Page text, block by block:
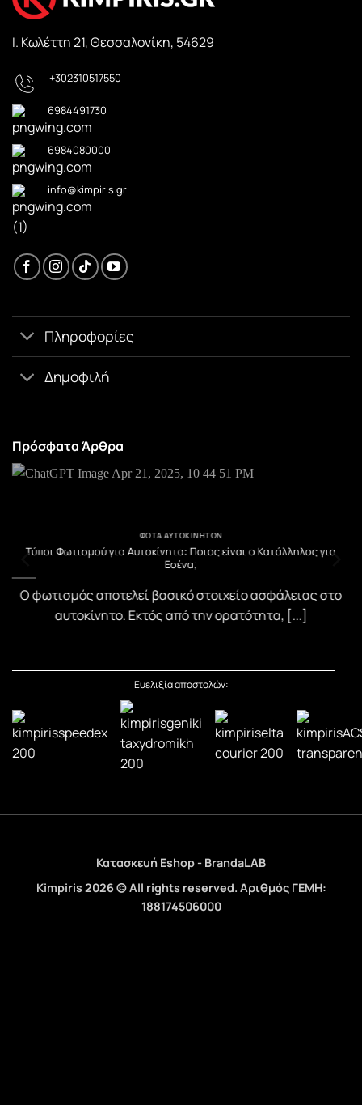
Ι. Κωλέττη 21, Θεσσαλονίκη, 54629
+302310517550
6984491730
6984080000
info@kimpiris.gr
Πληροφορίες
Δημοφιλή
Πρόσφατα Άρθρα
ΦΏΤΑ ΑΥΤΟΚΙΝΉΤΩΝ
Τύποι Φωτισμού για Αυτοκίνητα: Ποιος είναι ο Κατάλληλος για
Εσένα;
Ο φωτισμός αποτελεί βασικό στοιχείο ασφάλειας στο
αυτοκίνητο. Εκτός από την ορατότητα, [...]
Ευελιξία αποστολών:
Κατασκευή Eshop - BrandaLAB
Kimpiris 2026 © All rights reserved. Αριθμός ΓΕΜΗ:
188174506000